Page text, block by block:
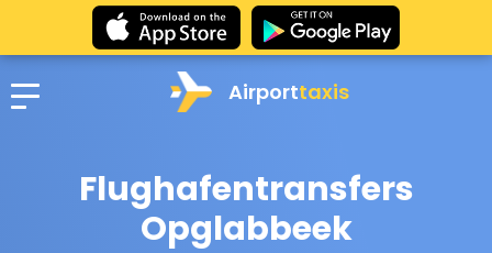
Airporttaxis
Flughafentransfers
Opglabbeek